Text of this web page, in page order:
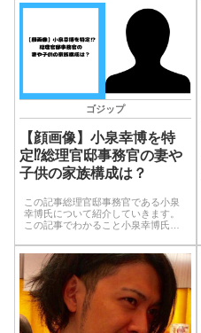
ゴジップ
【顔画像】小泉幸博を特
定⁉総理官邸事務官の妻や
子供の家族構成は？
この記事総理官邸事務官である小泉
幸博氏について紹介していきます。
この記事でわかること小泉幸博氏の
は特定できるのか小泉幸博の家族構
成は 小泉幸博の顔画像小泉幸博氏
の顔画像は現在見つけることができ
ませんでした…...